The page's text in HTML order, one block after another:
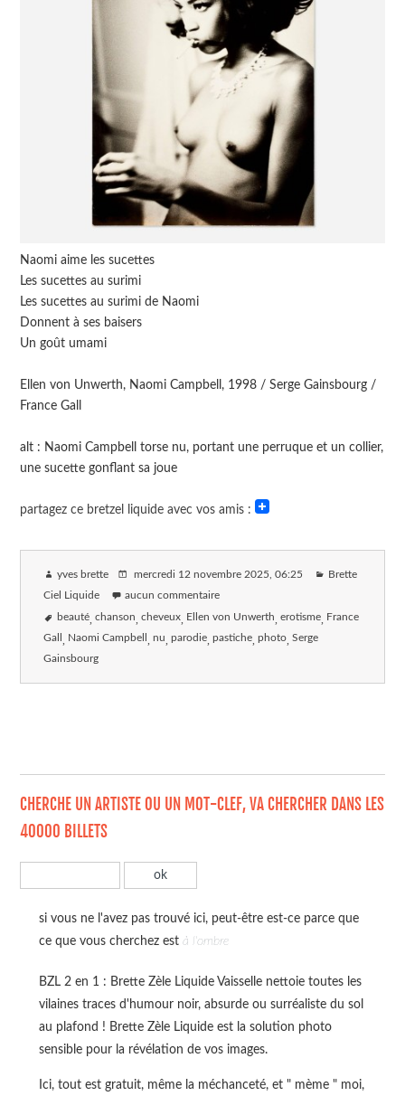
Naomi aime les sucettes
Les sucettes au surimi
Les sucettes au surimi de Naomi
Donnent à ses baisers
Un goût umami
Ellen von Unwerth, Naomi Campbell, 1998 / Serge Gainsbourg /
France Gall
alt : Naomi Campbell torse nu, portant une perruque et un collier,
une sucette gonflant sa joue
partagez ce bretzel liquide avec vos amis :
yves brette mercredi 12 novembre 2025 , 06:25 Brette
Ciel Liquide aucun commentaire
beauté chanson cheveux Ellen von Unwerth erotisme France
Gall Naomi Campbell nu parodie pastiche photo Serge
Gainsbourg
CHERCHE UN ARTISTE OU UN MOT-CLEF, VA CHERCHER DANS LES
40000 BILLETS
si vous ne l'avez pas trouvé ici, peut-être est-ce parce que
ce que vous cherchez est à l'ombre
BZL 2 en 1 : Brette Zèle Liquide Vaisselle nettoie toutes les
vilaines traces d'humour noir, absurde ou surréaliste du sol
au plafond ! Brette Zèle Liquide est la solution photo
sensible pour la révélation de vos images.
Ici, tout est gratuit, même la méchanceté, et " mème " moi,